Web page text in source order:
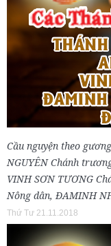
Cầu nguyện theo
NGUYÊN Chánh
VINH SƠN TƯƠNG
Nông dân, ĐAMINH
Thứ Tư 21.11.2018